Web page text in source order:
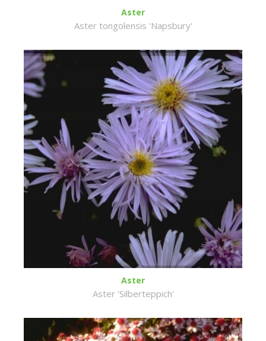
Aster
Aster tongolensis 'Napsbury'
Aster
Aster 'Silberteppich'